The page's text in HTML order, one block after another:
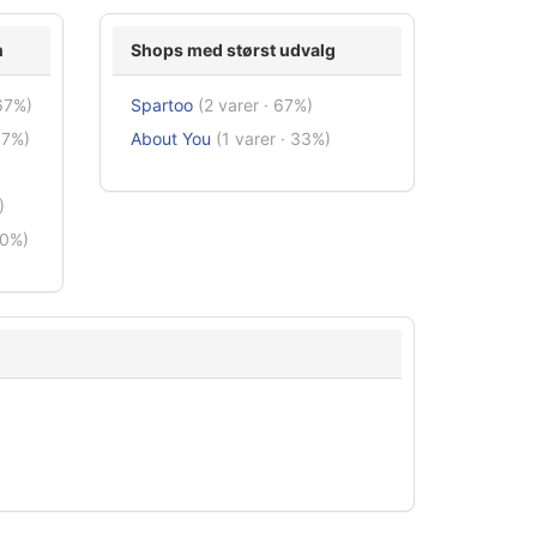
Shops med størst udvalg
Spartoo (2 varer · 67%)
About You (1 varer · 33%)